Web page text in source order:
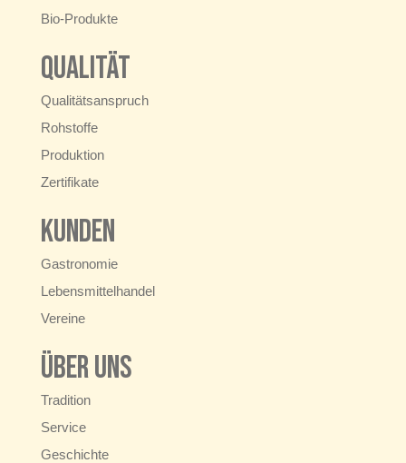
Bio-Produkte
Qualität
Qualitätsanspruch
Rohstoffe
Produktion
Zertifikate
Kunden
Gastronomie
Lebensmittelhandel
Vereine
Über uns
Tradition
Service
Geschichte